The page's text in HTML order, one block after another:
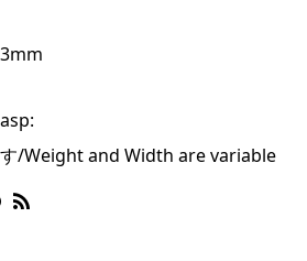
/Weight and Width are variable